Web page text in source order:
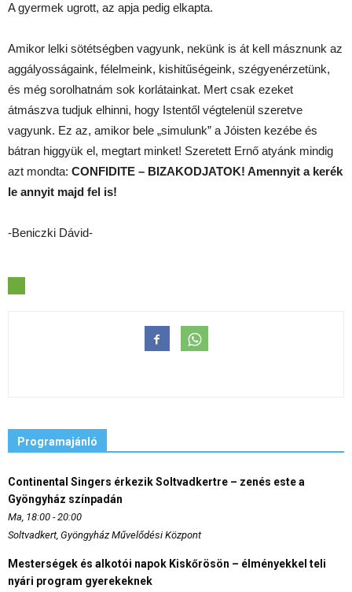
A gyermek ugrott, az apja pedig elkapta.
Amikor lelki sötétségben vagyunk, nekünk is át kell másznunk az
aggályosságaink, félelmeink, kishitűségeink, szégyenérzetünk,
és még sorolhatnám sok korlátainkat. Mert csak ezeket
átmászva tudjuk elhinni, hogy Istentől végtelenül szeretve
vagyunk. Ez az, amikor bele „simulunk” a Jóisten kezébe és
bátran higgyük el, megtart minket! Szeretett Ernő atyánk mindig
azt mondta: CONFIDITE – BIZAKODJATOK! Amennyit a kerék
le annyit majd fel is!
-Beniczki Dávid-
Programajánló
Continental Singers érkezik Soltvadkertre – zenés este a
Gyöngyház színpadán
Ma, 18:00 - 20:00
Soltvadkert, Gyöngyház Művelődési Központ
Mesterségek és alkotói napok Kiskőrösön – élményekkel teli
nyári program gyerekeknek